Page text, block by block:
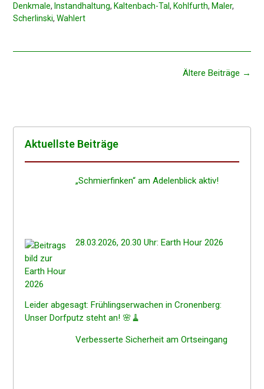
Denkmale, Instandhaltung, Kaltenbach-Tal , Kohlfurth, Maler,
Scherlinski, Wahlert
Ältere Beiträge →
Aktuells­te Beiträge
„Schmier­fin­ken“ am Adelen­blick aktiv!
28.03.2026, 20.30 Uhr: Earth Hour 2026
Leider abgesagt: Frühlings­er­wa­chen in Cronen­berg:
Unser Dorfputz steht an! 🌸🧹
Verbes­ser­te Sicher­heit am Ortseingang